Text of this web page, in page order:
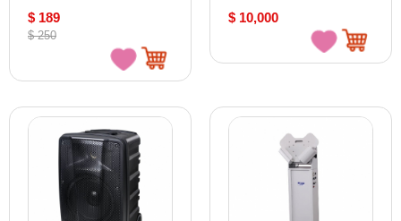
$ 189
$ 250
$ 10,000